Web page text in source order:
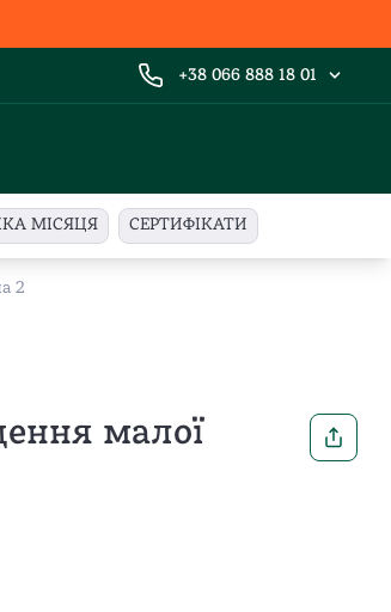
+38 066 888 18 01
МІСЯЦЯ СЕРТИФІКАТИ
2
малої